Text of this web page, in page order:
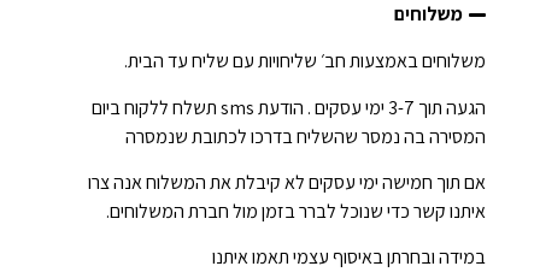
משלוחים
משלוחים באמצעות חב׳ שליחויות עם שליח עד הבית.
הגעה תוך 3-7 ימי עסקים . הודעת sms תשלח ללקוח ביום
המסירה בה נמסר שהשליח בדרכו לכתובת שנמסרה
אם תוך חמישה ימי עסקים לא קיבלת את המשלוח אנה צרו
איתנו קשר כדי שנוכל לברר בזמן מול חברת המשלוחים.
במידה ובחרתן באיסוף עצמי תאמו איתנו